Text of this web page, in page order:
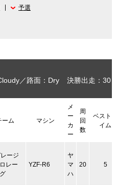
予選
路面：Dry
決勝出走：30
ーム マシン
メ
ー
カ
ー
周
回
数
ベストタ
イム
ージ
レー
YZF-R6
ヤ
マ
ハ
20 5